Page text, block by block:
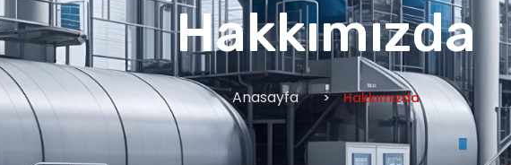
Hakkımızda
Anasayfa Hakkımızda